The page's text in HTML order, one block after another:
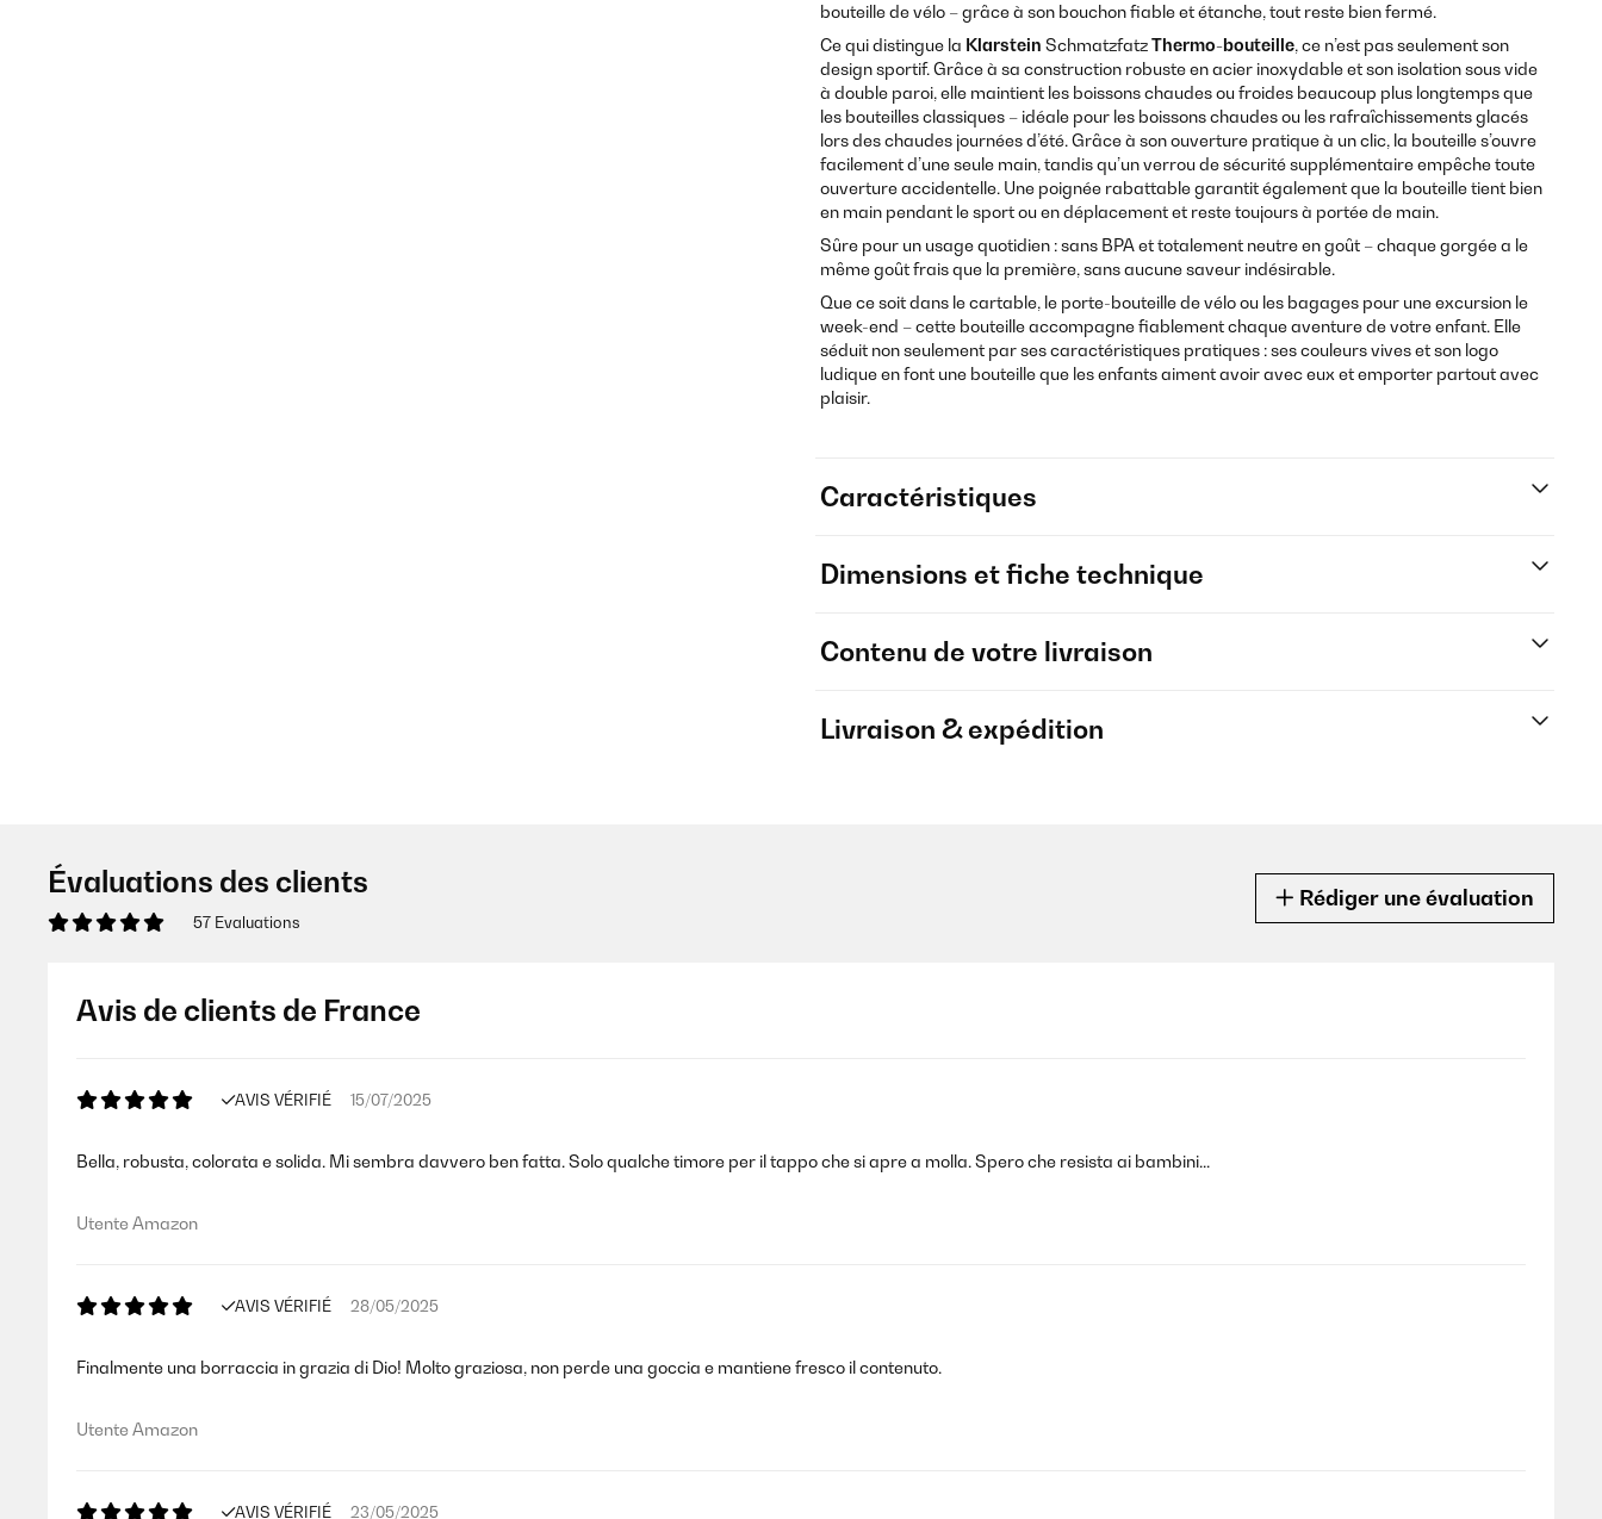
bouteille de vélo – grâce à son bouchon fiable et étanche, tout reste bien fermé.
Ce qui distingue la Klarstein SchmatzfatzThermo-bouteille, ce n’est pas seulement son
design sportif. Grâce à sa construction robuste en acier inoxydable et son isolation sous vide
à double paroi, elle maintient les boissons chaudes ou froides beaucoup plus longtemps que
les bouteilles classiques – idéale pour les boissons chaudes ou les rafraîchissements glacés
lors des chaudes journées d’été. Grâce à son ouverture pratique à un clic, la bouteille s’ouvre
facilement d’une seule main, tandis qu’un verrou de sécurité supplémentaire empêche toute
ouverture accidentelle. Une poignée rabattable garantit également que la bouteille tient bien
en main pendant le sport ou en déplacement et reste toujours à portée de main.
Sûre pour un usage quotidien : sans BPA et totalement neutre en goût – chaque gorgée a le
même goût frais que la première, sans aucune saveur indésirable.
Que ce soit dans le cartable, le porte-bouteille de vélo ou les bagages pour une excursion le
week-end – cette bouteille accompagne fiablement chaque aventure de votre enfant. Elle
séduit non seulement par ses caractéristiques pratiques : ses couleurs vives et son logo
ludique en font une bouteille que les enfants aiment avoir avec eux et emporter partout avec
plaisir.
Caractéristiques
Dimensions et fiche technique
Contenu de votre livraison
Livraison & expédition
Évaluations des clients
57 Evaluations
Rédiger une évaluation
Avis de clients de France
AVIS VÉRIFIÉ 15/07/2025
Bella, robusta, colorata e solida. Mi sembra davvero ben fatta. Solo qualche timore per il tappo che si apre a molla. Spero che resista ai bambini...
Utente Amazon
AVIS VÉRIFIÉ 28/05/2025
Finalmente una borraccia in grazia di Dio! Molto graziosa, non perde una goccia e mantiene fresco il contenuto.
Utente Amazon
AVIS VÉRIFIÉ 23/05/2025